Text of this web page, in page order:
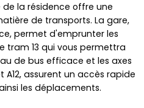
la résidence offre une
de transports. La gare,
permet d'emprunter les
tram 13 qui vous permettra
de bus efficace et les axes
A12, assurent un accès rapide
les déplacements.